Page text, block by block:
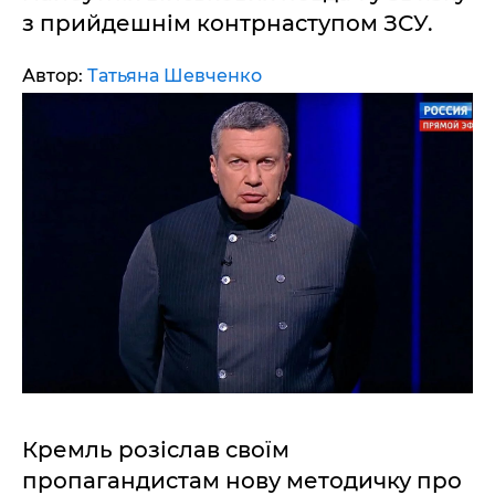
з прийдешнім контрнаступом ЗСУ.
Автор: Татьяна Шевченко
Кремль розіслав своїм
пропагандистам нову методичку про